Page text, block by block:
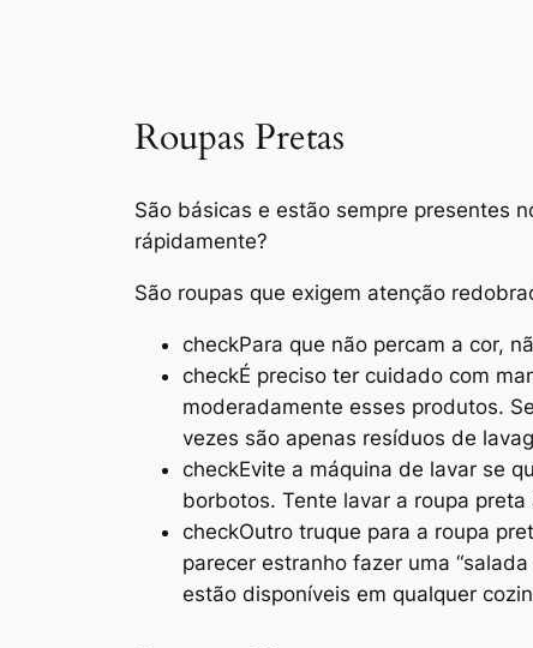
Roupas Pretas
São básicas e estão sempre presentes
rápidamente?
São roupas que exigem atenção
checkPara que não percam a cor,
checkÉ preciso ter cuidado com
moderadamente esses produtos.
vezes são apenas resíduos de
checkEvite a máquina de lavar se
borbotos. Tente lavar a roupa
checkOutro truque para a roupa
parecer estranho fazer uma
estão disponíveis em qualquer